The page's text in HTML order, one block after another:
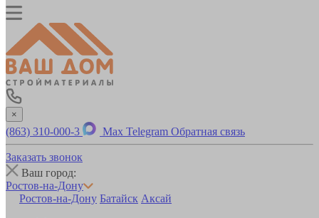
×
(863) 310-000-3 Max Telegram Обратная связь
Заказать звонок
Ваш город:
Ростов-на-Дону
Ростов-на-Дону Батайск Аксай